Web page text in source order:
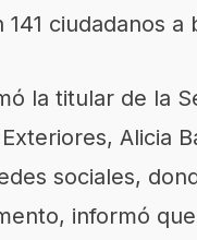
141 ciudadanos a
la titular de la
Alicia
sociales,
informó